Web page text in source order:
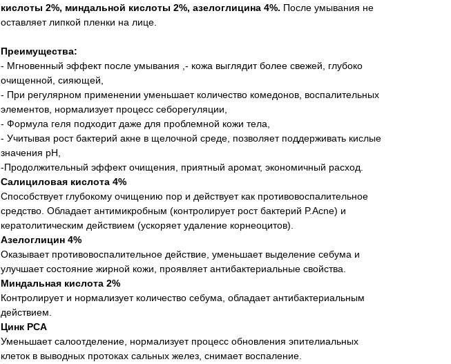
кислоты 2%, миндальной кислоты 2%, азелоглицина 4%. После умывания не
оставляет липкой пленки на лице.
Преимущества:
- Мгновенный эффект после умывания ,- кожа выглядит более свежей, глубоко
очищенной, сияющей,
- При регулярном применении уменьшает количество комедонов, воспалительных
элементов, нормализует процесс себорегуляции,
- Формула геля подходит даже для проблемной кожи тела,
- Учитывая рост бактерий акне в щелочной среде, позволяет поддерживать кислые
значения рН,
-Продолжительный эффект очищения, приятный аромат, экономичный расход.
Салициловая кислота 4%
Способствует глубокому очищению пор и действует как противовоспалительное
средство. Обладает антимикробным (контролирует рост бактерий P.Acne) и
кератолитическим действием (ускоряет удаление корнеоцитов).
Азелоглицин 4%
Оказывает противовоспалительное действие, уменьшает выделение себума и
улучшает состояние жирной кожи, проявляет антибактериальные свойства.
Миндальная кислота 2%
Контролирует и нормализует количество себума, обладает антибактериальным
действием.
Цинк PCA
Уменьшает салоотделение, нормализует процесс обновления эпителиальных
клеток в выводных протоках сальных желез, снимает воспаление.